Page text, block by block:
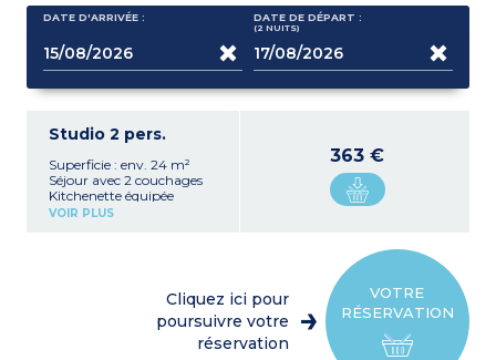
DATE D'ARRIVÉE : DATE DE DÉPART :
(2 NUITS)
Studio 2 pers.
Superficie : env. 24 m²
Séjour avec 2 couchages
Kitchenette équipée
(réfrigérateur, plaque
VOIR PLUS
363 €
VOTRE
RÉSERVATION
Cliquez ici pour
poursuivre votre
réservation